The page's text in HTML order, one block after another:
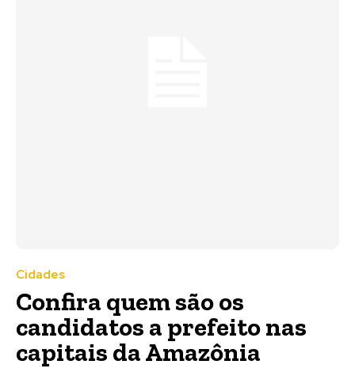
Cidades
Confira quem são os
candidatos a prefeito nas
capitais da Amazônia